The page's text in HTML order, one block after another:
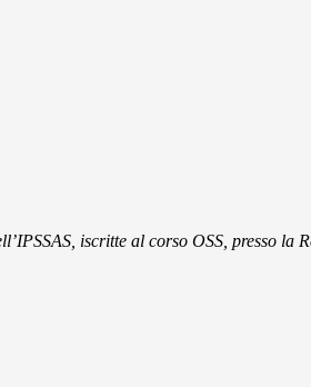
iscritte al corso OSS, presso la